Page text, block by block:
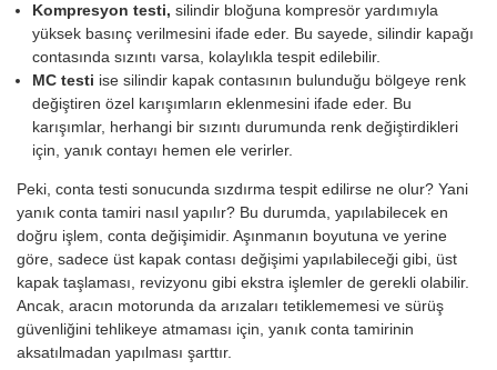
Kompresyon testi, silindir bloğuna kompresör yardımıyla
yüksek basınç verilmesini ifade eder. Bu sayede, silindir kapağı
contasında sızıntı varsa, kolaylıkla tespit edilebilir.
MC testi ise silindir kapak contasının bulunduğu bölgeye renk
değiştiren özel karışımların eklenmesini ifade eder. Bu
karışımlar, herhangi bir sızıntı durumunda renk değiştirdikleri
için, yanık contayı hemen ele verirler.
Peki, conta testi sonucunda sızdırma tespit edilirse ne olur? Yani
yanık conta tamiri nasıl yapılır? Bu durumda, yapılabilecek en
doğru işlem, conta değişimidir. Aşınmanın boyutuna ve yerine
göre, sadece üst kapak contası değişimi yapılabileceği gibi, üst
kapak taşlaması, revizyonu gibi ekstra işlemler de gerekli olabilir.
Ancak, aracın motorunda da arızaları tetiklememesi ve sürüş
güvenliğini tehlikeye atmaması için, yanık conta tamirinin
aksatılmadan yapılması şarttır.